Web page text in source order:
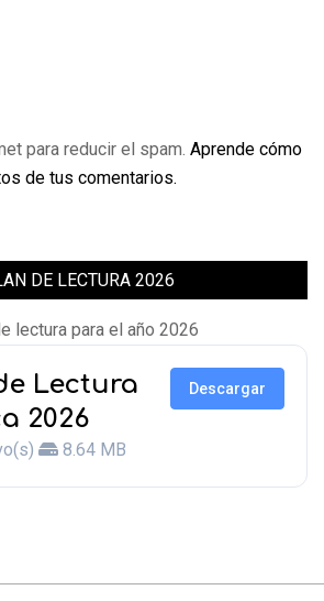
para reducir el spam. Aprende cómo
de tus comentarios.
DE LECTURA 2026
lectura para el año 2026
Lectura
2026
8.64 MB
Descargar